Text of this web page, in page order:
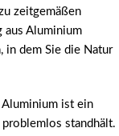
zeitgemäßen
aus Aluminium
in dem Sie die Natur
Aluminium ist ein
standhält.